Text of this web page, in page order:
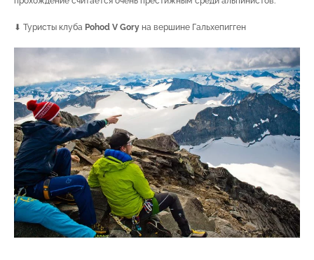
⬇ Туристы клуба Pohod V Gory на вершине Гальхепигген